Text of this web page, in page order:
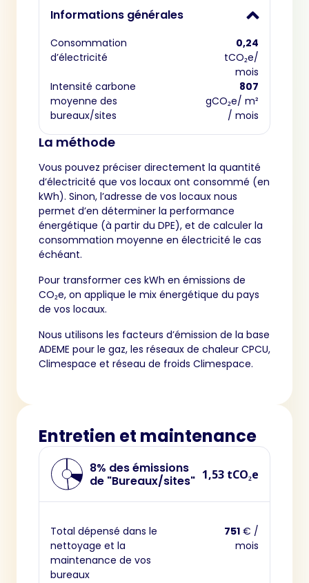
Informations générales
Consommation
d’électricité
0,24
tCO₂e/
mois
Intensité carbone
moyenne des
bureaux/sites
807
gCO₂e/ m²
/ mois
La méthode
Vous pouvez préciser directement la quantité
d’électricité que vos locaux ont consommé (en
kWh). Sinon, l’adresse de vos locaux nous
permet d’en déterminer la performance
énergétique (à partir du DPE), et de calculer la
consommation moyenne en électricité le cas
échéant.
Pour transformer ces kWh en émissions de
CO₂e, on applique le mix énergétique du pays
de vos locaux.
Nous utilisons les facteurs d’émission de la base
ADEME pour le gaz, les réseaux de chaleur CPCU,
Climespace et réseau de froids Climespace.
Entretien et maintenance
8% des émissions
de "Bureaux/sites" 1,53 tCO₂e
Total dépensé dans le
nettoyage et la
maintenance de vos
bureaux
751 € /
mois